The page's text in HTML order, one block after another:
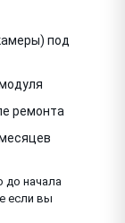
под
ремонта
до начала
если вы